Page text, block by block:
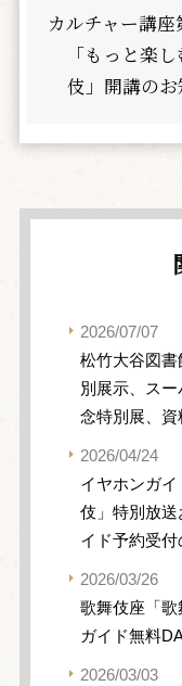
カルチャー講座
「もっと楽
伎」開講のお
2026/07/07
松竹大谷図
別展示、ス
念特別展、
2026/04/24
イヤホンガ
伎」特別放
イド予約受
2026/03/26
歌舞伎座「
ガイド無料
2026/03/03